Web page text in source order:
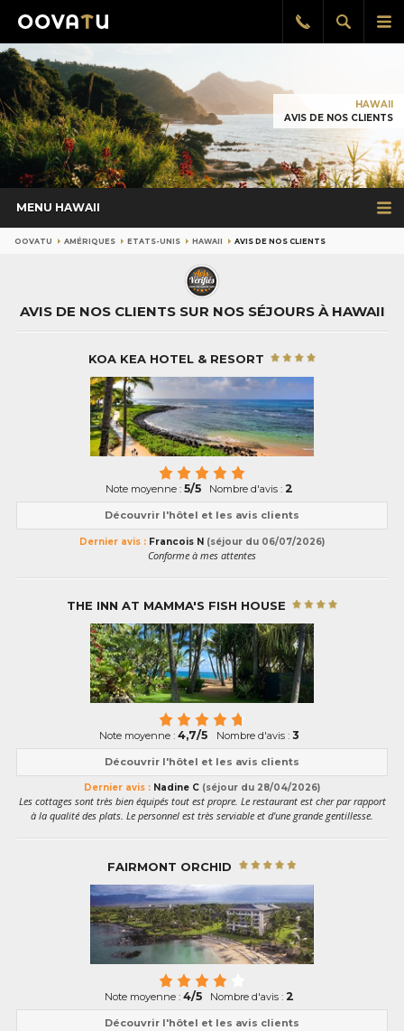
le
Afficher
la
Rappel
gratuit
HAWAII
AVIS DE NOS CLIENTS
MENU HAWAII
OOVATU AMÉRIQUES ETATS-UNIS HAWAII AVIS DE NOS CLIENTS
AVIS DE NOS CLIENTS SUR NOS SÉJOURS À HAWAII
KOA KEA HOTEL & RESORT
Note moyenne : 5/5 Nombre d'avis : 2
Découvrir l'hôtel et les avis clients
Dernier avis : Francois N (séjour du 06/07/2026)
Conforme à mes attentes
THE INN AT MAMMA'S FISH HOUSE
Note moyenne :4,7/5 Nombre d'avis : 3
Découvrir l'hôtel et les avis clients
Dernier avis : Nadine C (séjour du 28/04/2026)
Les cottages sont très bien équipés tout est propre. Le restaurant est cher par rapport
à la qualité des plats. Le personnel est très serviable et d'une grande gentillesse.
FAIRMONT ORCHID
Note moyenne : 4/5 Nombre d'avis : 2
Découvrir l'hôtel et les avis clients